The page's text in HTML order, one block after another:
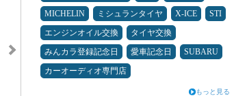
MICHELIN
ミシュランタイヤ X-ICE
STI
エンジンオイル交換
タイヤ交換
みんカラ登録記念日
愛車記念日
SUBARU
カーオーディオ専門店
もっと見る